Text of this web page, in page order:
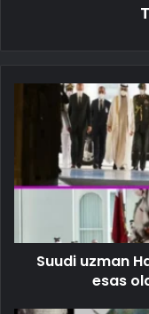
Suudi uzman
esas